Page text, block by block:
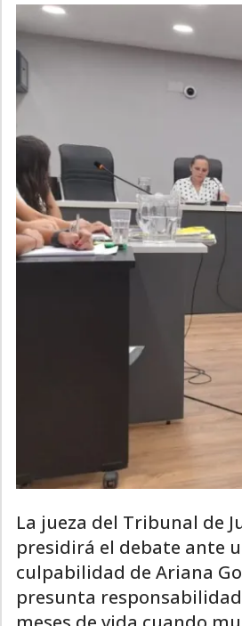
La jueza del Tribunal de
presidirá el debate ante
culpabilidad de Ariana
presunta